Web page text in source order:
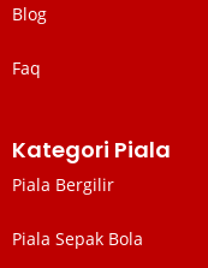
Blog
Faq
Kategori Piala
Piala Bergilir
Piala Sepak Bola